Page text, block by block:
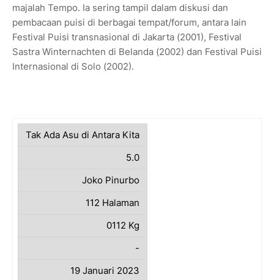
majalah Tempo. Ia sering tampil dalam diskusi dan
pembacaan puisi di berbagai tempat/forum, antara lain
Festival Puisi transnasional di Jakarta (2001), Festival
Sastra Winternachten di Belanda (2002) dan Festival Puisi
Internasional di Solo (2002).
Tak Ada Asu di Antara Kita
5.0
Joko Pinurbo
112 Halaman
0112 Kg
-
19 Januari 2023